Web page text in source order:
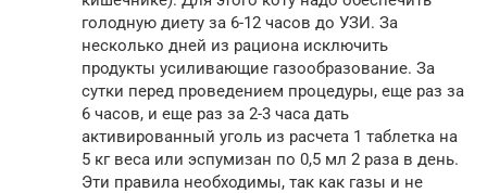
голодную диету за 6-12 часов до УЗИ. За
несколько дней из рациона исключить
продукты усиливающие газообразование. За
сутки перед проведением процедуры, еще раз за
6 часов, и еще раз за 2-3 часа дать
активированный уголь из расчета 1 таблетка на
5 кг веса или эспумизан по 0,5 мл 2 раза в день.
Эти правила необходимы, так как газы и не